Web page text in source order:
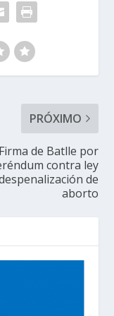
PRÓXIMO
Firma de Batlle por
contra ley
de
aborto